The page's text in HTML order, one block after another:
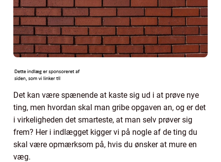
Det kan være spænende at kaste sig ud i at prøve nye
ting, men hvordan skal man gribe opgaven an, og er det
i virkeligheden det smarteste, at man selv prøver sig
frem? Her i indlægget kigger vi på nogle af de ting du
skal være opmærksom på, hvis du ønsker at mure en
væg.